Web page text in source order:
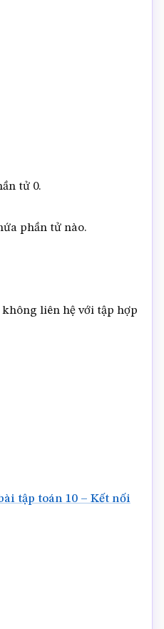
tử 0.
phần tử nào.
liên hệ với tập hợp
tập toán 10 – Kết nối